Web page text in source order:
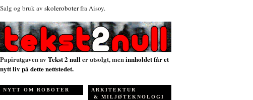
Salg og bruk av skoleroboterfra Aisoy.
Papirutgaven av Tekst 2 null er utsolgt, meninnholdet får et
nytt liv på dette nettstedet.
NYTT OM ROBOTER
ARKITEKTUR
& MILJØTEKNOLOGI